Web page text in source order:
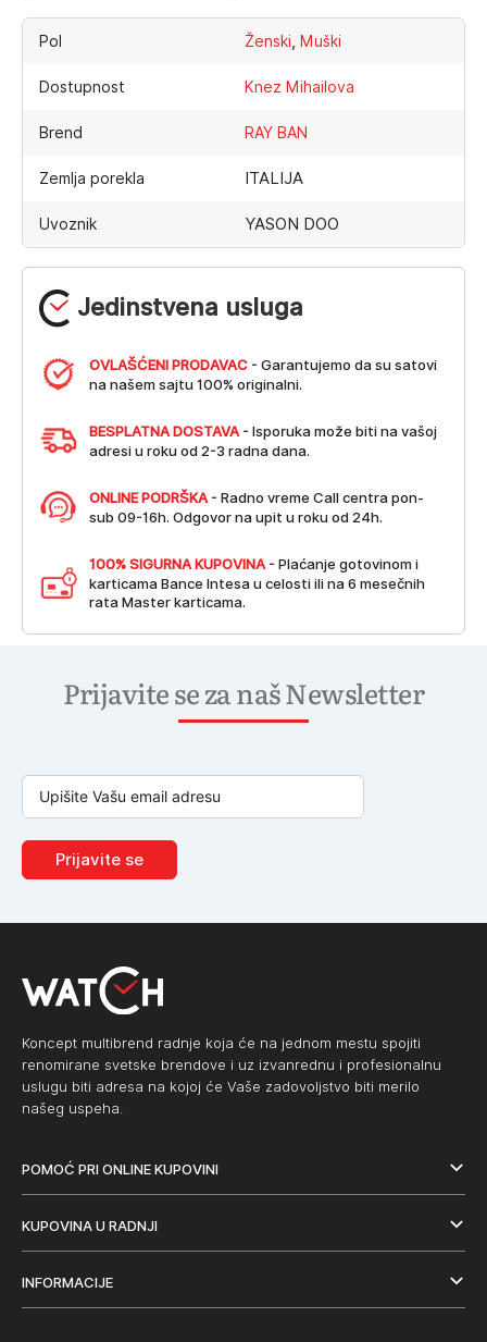
Jedinstvena usluga
OVLAŠĆENI PRODAVAC - Garantujemo da su satovi
na našem sajtu 100% originalni.
BESPLATNA DOSTAVA - Isporuka može biti na vašoj
adresi u roku od 2-3 radna dana.
ONLINE PODRŠKA - Radno vreme Call centra pon-
sub 09-16h. Odgovor na upit u roku od 24h.
100% SIGURNA KUPOVINA - Plaćanje gotovinom i
karticama Bance Intesa u celosti ili na 6 mesečnih
rata Master karticama.
Pol Ženski, Muški
Dostupnost Knez Mihailova
Brend RAY BAN
Zemlja porekla ITALIJA
Uvoznik YASON DOO
Prijavite se za naš Newsletter
Prijavite se
Koncept multibrend radnje koja će na jednom mestu spojiti
renomirane svetske brendove i uz izvanrednu i profesionalnu
uslugu biti adresa na kojoj će Vaše zadovoljstvo biti merilo
našeg uspeha.
POMOĆ PRI ONLINE KUPOVINI
KUPOVINA U RADNJI
INFORMACIJE